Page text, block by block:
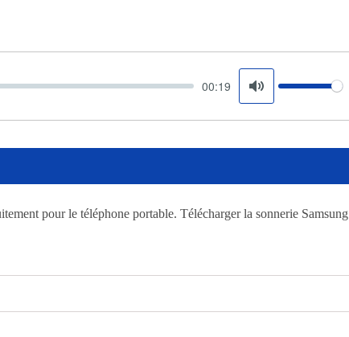
00:19
Mute
Volume
pour le téléphone portable. Télécharger la sonnerie Samsung